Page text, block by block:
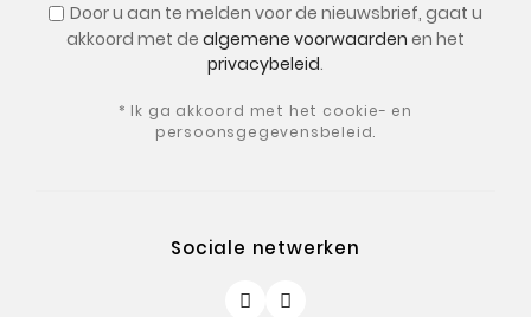
Door u aan te melden voor de nieuwsbrief, gaat u
akkoord met de algemene voorwaarden en het
privacybeleid.
* Ik ga akkoord met het cookie- en
persoonsgegevensbeleid.
Sociale netwerken